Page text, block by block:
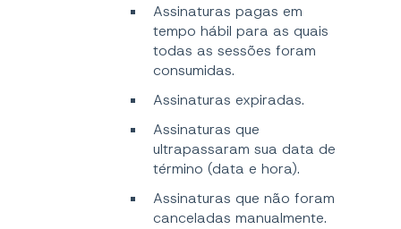
Assinaturas pagas em
tempo hábil para as quais
todas as sessões foram
consumidas.
Assinaturas expiradas.
Assinaturas que
ultrapassaram sua data de
término (data e hora).
Assinaturas que não foram
canceladas manualmente.